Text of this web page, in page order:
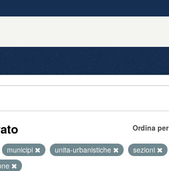
Ordina per
municipi unita-urbanistiche
sezioni